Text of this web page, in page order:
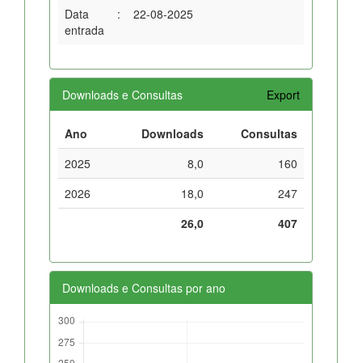
Data
entrada
: 22-08-2025
Downloads e Consultas Export
Ano Downloads
Consultas
2025
8,0
160
2026
18,0
247
26,0
407
Downloads e Consultas por ano